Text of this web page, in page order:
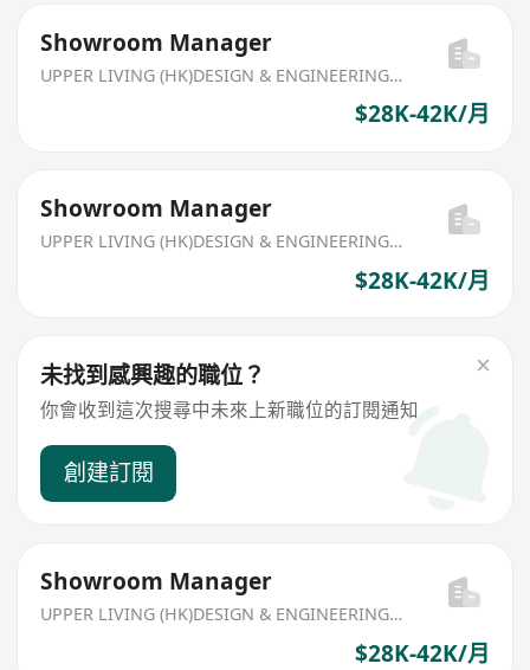
Showroom Manager
UPPER LIVING (HK)DESIGN & ENGINEERING LIMITED
$28K-42K/月
Showroom Manager
UPPER LIVING (HK)DESIGN & ENGINEERING LIMITED
$28K-42K/月
未找到感興趣的職位？
你會收到這次搜尋中未來上新職位的訂閱通知
創建訂閱
Showroom Manager
UPPER LIVING (HK)DESIGN & ENGINEERING LIMITED
$28K-42K/月